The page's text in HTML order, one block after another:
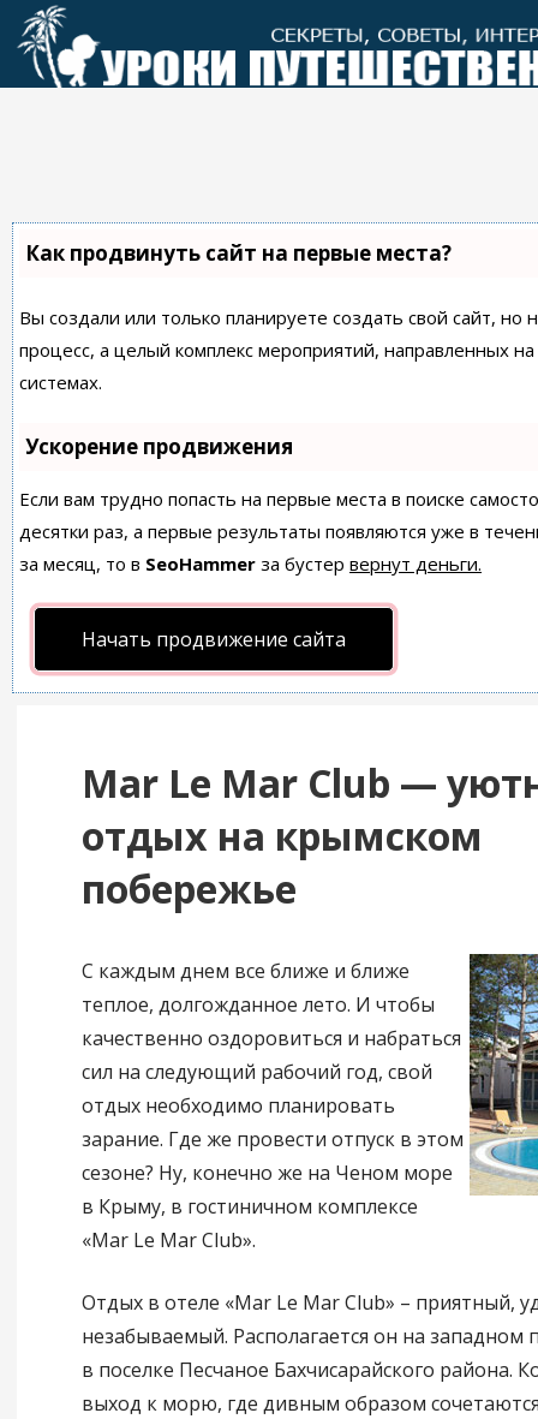
Перейти
контенту
Как продвинуть сайт на первые места?
Вы создали или только планируете создать свой сайт,
процесс, а целый комплекс мероприятий, направленных
системах.
Ускорение продвижения
Если вам трудно попасть на первые места в поиске
десятки раз, а первые результаты появляются уже в
за месяц, то в SeoHammer за бустер вернут деньги.
Начать продвижение сайта
Mar Le Mar Club —
отдых на крымском
побережье
С каждым днем все ближе и ближе
теплое, долгожданное лето. И чтобы
качественно оздоровиться и набраться
сил на следующий рабочий год, свой
отдых необходимо планировать
зарание. Где же провести отпуск в этом
сезоне? Ну, конечно же на Ченом море
в Крыму, в гостиничном комплексе
«Mar Le Mar Club».
Отдых в отеле «Mar Le Mar Club» – приятный,
незабываемый. Располагается он на
в поселке Песчаное Бахчисарайского района.
выход к морю, где дивным образом